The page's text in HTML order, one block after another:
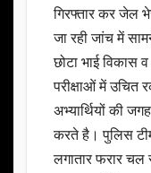
गिरफ्तार कर जेल
जा रही जांच में
छोटा भाई विकास
परीक्षाओं में उचित
अभ्यार्थियों की
करते है। पुलिस
लगातार फरार चल